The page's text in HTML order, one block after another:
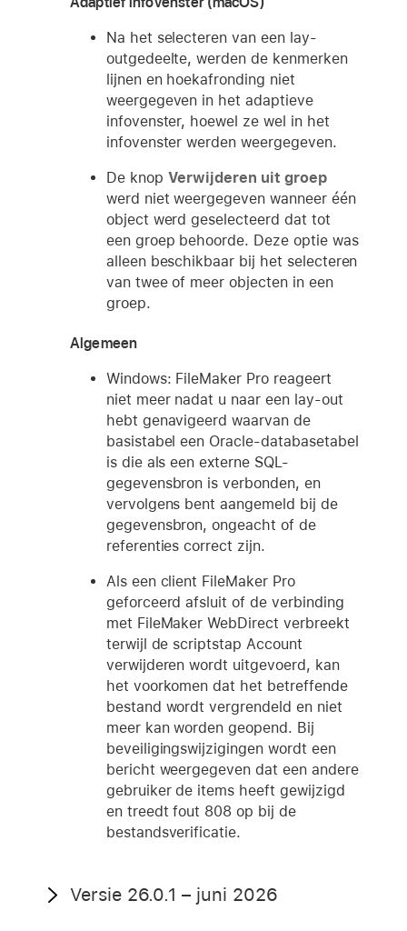
Na het selecteren van een lay-
outgedeelte, werden de kenmerken
lijnen en hoekafronding niet
weergegeven in het adaptieve
infovenster, hoewel ze wel in het
infovenster werden weergegeven.
De knop Verwijderen uit groep
werd niet weergegeven wanneer één
object werd geselecteerd dat tot
een groep behoorde. Deze optie was
alleen beschikbaar bij het selecteren
van twee of meer objecten in een
groep.
Algemeen
Windows: FileMaker Pro reageert
niet meer nadat u naar een lay-out
hebt genavigeerd waarvan de
basistabel een Oracle-databasetabel
is die als een externe SQL-
gegevensbron is verbonden, en
vervolgens bent aangemeld bij de
gegevensbron, ongeacht of de
referenties correct zijn.
Als een client FileMaker Pro
geforceerd afsluit of de verbinding
met FileMaker WebDirect verbreekt
terwijl de scriptstap Account
verwijderen wordt uitgevoerd, kan
het voorkomen dat het betreffende
bestand wordt vergrendeld en niet
meer kan worden geopend. Bij
beveiligingswijzigingen wordt een
bericht weergegeven dat een andere
gebruiker de items heeft gewijzigd
en treedt fout 808 op bij de
bestandsverificatie.
Versie 26.0.1 – juni 2026